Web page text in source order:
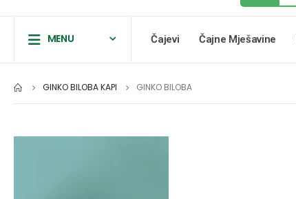
MENU Čajevi Čajne Mješavine
GINKO BILOBA KAPI GINKO BILOBA